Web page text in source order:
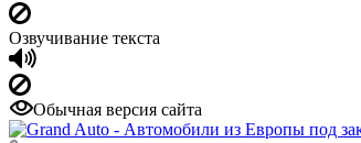
Озвучивание текста
Обычная версия сайта